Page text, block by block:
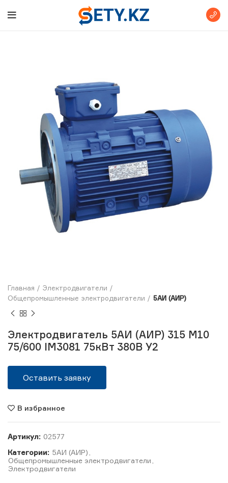
Главная
Электродвигатели
Общепромышленные электродвигатели
5АИ (АИР)
Электродвигатель 5АИ (АИР) 315 М10
75/600 IM3081 75кВт 380В У2
Оставить заявку
В избранное
Артикул: 02577
Категории: 5АИ (АИР)
Общепромышленные электродвигатели
Электродвигатели